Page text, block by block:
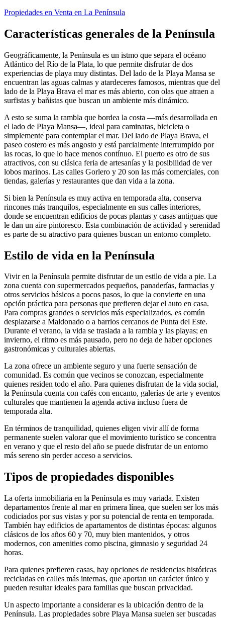
Propiedades en Venta en La Península
Características generales de la Península
Geográficamente, la Península es un istmo que separa el océano
Atlántico del Río de la Plata, lo que permite disfrutar de dos
experiencias de playa muy distintas. Del lado de la Playa Mansa se
encuentran las aguas calmas y atardeceres famosos, mientras que del
lado de la Playa Brava el mar es más abierto, con olas que atraen a
surfistas y bañistas que buscan un ambiente más dinámico.
A esto se suma la rambla que bordea la costa —más desarrollada en
el lado de Playa Mansa—, ideal para caminatas, bicicleta o
simplemente para contemplar el mar. Del lado de Playa Brava, el
paseo costero es más angosto y está parcialmente interrumpido por
las rocas, lo que lo hace menos contínuo. El puerto es otro de sus
atractivos, con su clásica feria de artesanías y la posibilidad de ver
lobos marinos. Las calles Gorlero y 20 son las más comerciales, con
tiendas, galerías y restaurantes que dan vida a la zona.
Si bien la Península es muy activa en temporada alta, conserva
rincones más tranquilos, especialmente en sus calles interiores,
donde se encuentran edificios de pocas plantas y casas antiguas que
le dan un aire pintoresco. Esta combinación de actividad y serenidad
es parte de su atractivo para quienes buscan un entorno completo.
Estilo de vida en la Península
Vivir en la Península permite disfrutar de un estilo de vida a pie. La
zona cuenta con supermercados pequeños, panaderías, farmacias y
otros servicios básicos a pocos pasos, lo que la convierte en una
opción práctica para personas que prefieren dejar el auto en casa.
Para compras grandes o servicios más especializados, es común
desplazarse a Maldonado o a barrios cercanos de Punta del Este.
Durante el verano, la vida se traslada a la rambla y las playas; en
invierno, el ritmo es más pausado, pero no deja de haber opciones
gastronómicas y culturales abiertas.
La zona ofrece un ambiente seguro y una fuerte sensación de
comunidad. Es común que vecinos se conozcan, especialmente
quienes residen todo el año. Para quienes disfrutan de la vida social,
la Península cuenta con cafés con encanto, galerías de arte y eventos
culturales que mantienen la agenda activa incluso fuera de
temporada alta.
En términos de tranquilidad, quienes eligen vivir allí de forma
permanente suelen valorar que el movimiento turístico se concentra
en verano y que el resto del año se puede disfrutar de un entorno
más sereno sin perder acceso a servicios.
Tipos de propiedades disponibles
La oferta inmobiliaria en la Península es muy variada. Existen
departamentos frente al mar en primera línea, que suelen ser los más
codiciados por sus vistas y por su potencial de renta en temporada.
También hay edificios de apartamentos de distintas épocas: algunos
clásicos de los años 60 y 70, muy bien mantenidos, y otros
modernos, con amenities como piscina, gimnasio y seguridad 24
horas.
Para quienes prefieren casas, hay opciones de residencias históricas
recicladas en calles más internas, que aportan un carácter único y
pueden resultar ideales para familias que buscan privacidad.
Un aspecto importante a considerar es la ubicación dentro de la
Península. Las propiedades sobre Playa Mansa suelen ser buscadas